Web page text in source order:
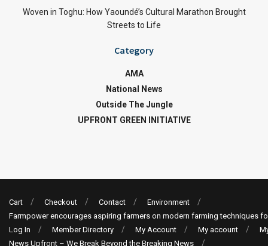
Woven in Toghu: How Yaoundé’s Cultural Marathon Brought
Streets to Life
Category
AMA
National News
Outside The Jungle
UPFRONT GREEN INITIATIVE
Cart Checkout Contact
Environment
Farmpower encourages aspiring farmers on modern farming techniques
Log In
Member Directory My Account My account
News Upfront – We Break Beyond the Breaking News